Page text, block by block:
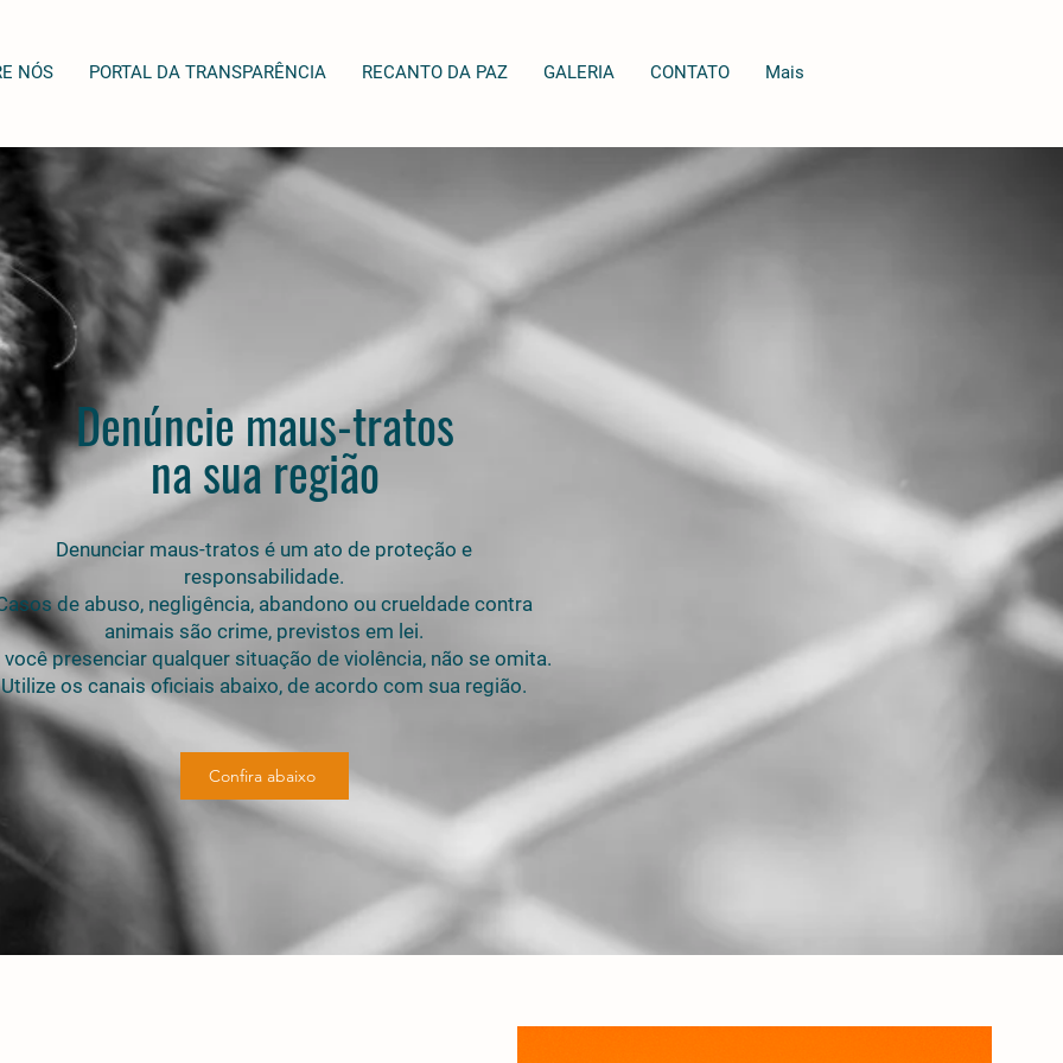
NÓS PORTAL DA TRANSPARÊNCIA RECANTO DA PAZ GALERIA CONTATO Mais
Denúncie maus-tratos
na sua região
Denunciar maus-tratos é um ato de proteção e
responsabilidade.
de abuso, negligência, abandono ou crueldade contra
animais são crime, previstos em lei.
você presenciar qualquer situação de violência, não se omita.
Utilize os canais oficiais abaixo, de acordo com sua região.
Confira abaixo